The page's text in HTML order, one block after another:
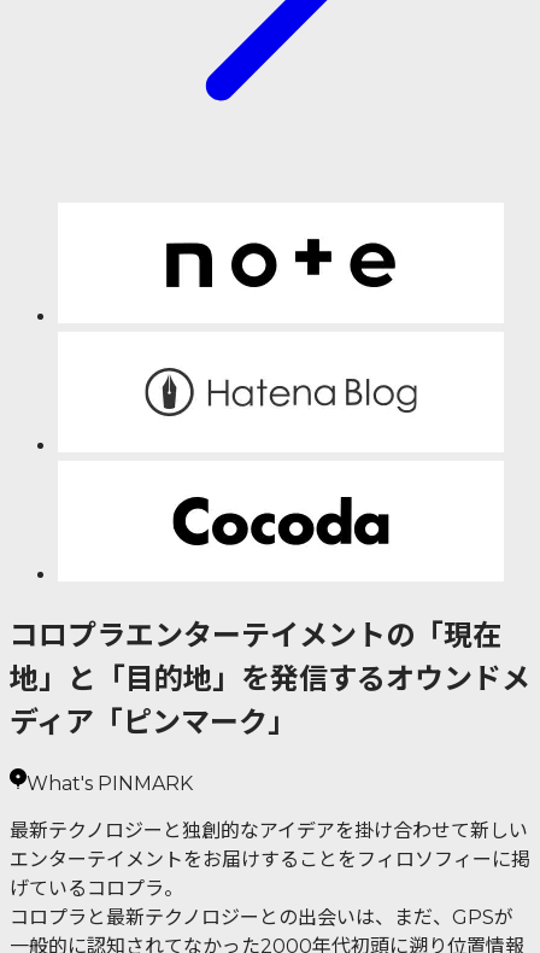
コロプラエンターテイメントの「現在
地」と「目的地」を発信するオウンドメ
ディア「ピンマーク」
What's PINMARK
最新テクノロジーと独創的なアイデアを掛け合わせて新しい
エンターテイメントをお届けすることをフィロソフィーに掲
げているコロプラ。
コロプラと最新テクノロジーとの出会いは、まだ、GPSが
一般的に認知されてなかった2000年代初頭に遡り位置情報